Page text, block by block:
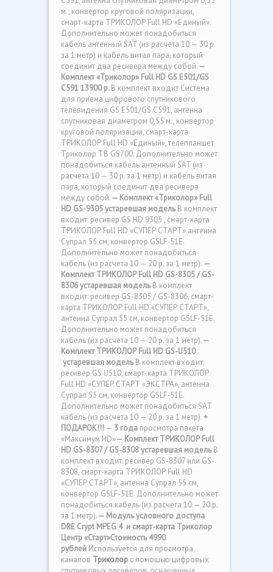
м., конвертор круговой поляризации,
смарт-карта ТРИКОЛОР Full HD «Единый».
Дополнительно может понадобиться
кабель антенный SAT (из расчета 10 — 30 р.
за 1 метр) и кабель витая пара, который
соединит два ресивера между собой.—
Комплект «Триколор» Full HD GS E501/GS
C59113900 р.В комплект входит Система
для приема цифрового спутникового
телевидения GS E501/GS C591, антенна
спутниковая диаметром 0,55 м., конвертор
круговой поляризации, смарт-карта
ТРИКОЛОР Full HD «Единый», телепланшет
Триколор ТВ GS700. Дополнительно может
понадобиться кабель антенный SAT (из
расчета 10 — 30 р. за 1 метр) и кабель витая
пара, который соединит два ресивера
между собой.— Комплект «Триколор» Full
HD GS-9305 устаревшая модельВ комплект
входит: ресивер GS HD 9305 , смарт-карта
ТРИКОЛОР Full HD «СУПЕР СТАРТ» антенна
Супрал 55 см, конвертор GSLF-51E.
Дополнительно может понадобиться
кабель (из расчета 10 — 20 р. за 1 метр). —
Комплект ТРИКОЛОР Full HD GS-8305 / GS-
8306 устаревшая модельВ комплект
входит: ресивер GS-8305 / GS-8306, смарт-
карта ТРИКОЛОР Full HD «СУПЕР СТАРТ»,
антенна Супрал 55 см, конвертор GSLF-51E.
Дополнительно может понадобиться
кабель (из расчета 10 — 20 р. за 1 метр).—
Комплект ТРИКОЛОР Full HD GS-U510
устаревшая модельВ комплект входит:
ресивер GS U510, смарт-карта ТРИКОЛОР
Full HD «СУПЕР СТАРТ «ЭКСТРА», антенна
Супрал 55 см, конвертор GSLF-51E.
Дополнительно может понадобиться SAT
кабель (из расчета 10 — 20 р. за 1 метр).+
ПОДАРОК!!!— 3 годапросмотра пакета
«Максимум HD»— Комплект ТРИКОЛОР Full
HD GS-8307 / GS-8308 устаревшая модельВ
комплект входит: ресивер GS-8307 или GS-
8308, смарт-карта ТРИКОЛОР Full HD
«СУПЕР СТАРТ», антенна Супрал 55 см,
конвертор GSLF-51E. Дополнительно может
понадобиться кабель (из расчета 10 — 20 р.
за 1 метр).— Модуль условного доступа
DRE Crypt MPEG 4 и смарт-карта Триколор
Центр «Старт»Стоимость 4990
рублей Используется для просмотра
каналов Триколорс помощью цифровых